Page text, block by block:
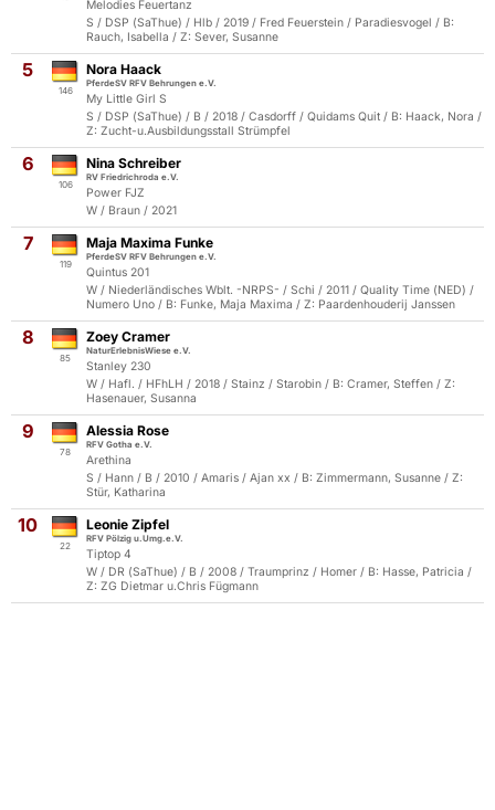
Melodies Feuertanz
S / DSP (SaThue) / Hlb / 2019 / Fred Feuerstein / Paradiesvogel / B:
Rauch, Isabella / Z: Sever, Susanne
5
146
Nora Haack
PferdeSV RFV Behrungen e.V.
My Little Girl S
S / DSP (SaThue) / B / 2018 / Casdorff / Quidams Quit / B: Haack, Nora /
Z: Zucht-u.Ausbildungsstall Strümpfel
6
106
Nina Schreiber
RV Friedrichroda e.V.
Power FJZ
W / Braun / 2021
7
119
Maja Maxima Funke
PferdeSV RFV Behrungen e.V.
Quintus 201
W / Niederländisches Wblt. -NRPS- / Schi / 2011 / Quality Time (NED) /
Numero Uno / B: Funke, Maja Maxima / Z: Paardenhouderij Janssen
8
85
Zoey Cramer
NaturErlebnisWiese e.V.
Stanley 230
W / Hafl. / HFhLH / 2018 / Stainz / Starobin / B: Cramer, Steffen / Z:
Hasenauer, Susanna
9
78
Alessia Rose
RFV Gotha e.V.
Arethina
S / Hann / B / 2010 / Amaris / Ajan xx / B: Zimmermann, Susanne / Z:
Stür, Katharina
10
22
Leonie Zipfel
RFV Pölzig u.Umg.e.V.
Tiptop 4
W / DR (SaThue) / B / 2008 / Traumprinz / Homer / B: Hasse, Patricia /
Z: ZG Dietmar u.Chris Fügmann